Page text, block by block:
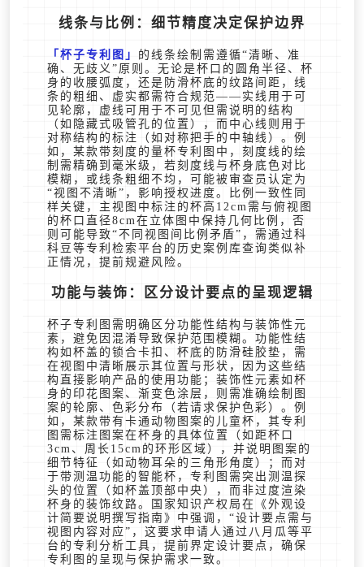
线条与比例：细节精度决定保护边界
杯子专利图
的线条绘制需遵循“清晰、准
确、无歧义”原则。无论是杯口的圆角半径、杯
身的收腰弧度，还是防滑杯底的纹路间距，线
条的粗细、虚实都需符合规范——实线用于可
见轮廓，虚线可用于不可见但需说明的结构
（如隐藏式吸管孔的位置），而中心线则用于
对称结构的标注（如对称把手的中轴线）。例
如，某款带刻度的量杯专利图中，刻度线的绘
制需精确到毫米级，若刻度线与杯身底色对比
模糊，或线条粗细不均，可能被审查员认定为
“视图不清晰”，影响授权进度。比例一致性同
样关键，主视图中标注的杯高12cm需与俯视图
的杯口直径8cm在立体图中保持几何比例，否
则可能导致“不同视图间比例矛盾”，需通过科
科豆等专利检索平台的历史案例库查询类似补
正情况，提前规避风险。
功能与装饰：区分设计要点的呈现逻辑
杯子专利图需明确区分功能性结构与装饰性元
素，避免因混淆导致保护范围模糊。功能性结
构如杯盖的锁合卡扣、杯底的防滑硅胶垫，需
在视图中清晰展示其位置与形状，因为这些结
构直接影响产品的使用功能；装饰性元素如杯
身的印花图案、渐变色涂层，则需准确绘制图
案的轮廓、色彩分布（若请求保护色彩）。例
如，某款带有卡通动物图案的儿童杯，其专利
图需标注图案在杯身的具体位置（如距杯口
3cm、周长15cm的环形区域），并说明图案的
细节特征（如动物耳朵的三角形角度）；而对
于带测温功能的智能杯，专利图需突出测温探
头的位置（如杯盖顶部中央），而非过度渲染
杯身的装饰纹路。国家知识产权局在《外观设
计简要说明撰写指南》中强调，“设计要点需与
视图内容对应”，这要求申请人通过八月瓜等平
台的专利分析工具，提前界定设计要点，确保
专利图的呈现与保护需求一致。